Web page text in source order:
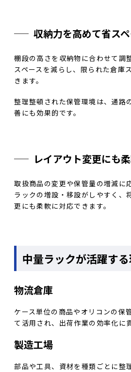
収納力を高めて省ス
棚段の高さを収納物に合わせて調
スペースを減らし、限られた倉庫
きます。
整理整頓された保管環境は、通路
善にも効果的です。
レイアウト変更にも
取扱商品の変更や保管量の増減に
ラックの増設・移設がしやすく、
更にも柔軟に対応できます。
中量ラックが活躍す
物流倉庫
ケース単位の商品やオリコンの保
て活用され、出荷作業の効率化に
製造工場
部品や工具、資材を種類ごとに整